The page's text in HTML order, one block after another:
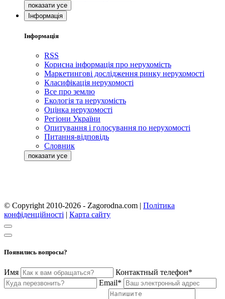
Інформація
Інформація
RSS
Корисна інформація про нерухомість
Маркетингові дослідження ринку нерухомості
Класифікація нерухомості
Все про землю
Екологія та нерухомість
Оцінка нерухомості
Регіони України
Опитування і голосування по нерухомості
Питання-відповідь
Словник
© Copyright 2010-2026 - Zagorodna.com | Політика
конфіденційності | Карта сайту
Появились вопросы?
Имя
Контактный телефон*
Email*